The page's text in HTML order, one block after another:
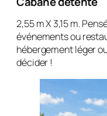
2,55 m X 3,15 m.
événements ou
hébergement léger
décider !